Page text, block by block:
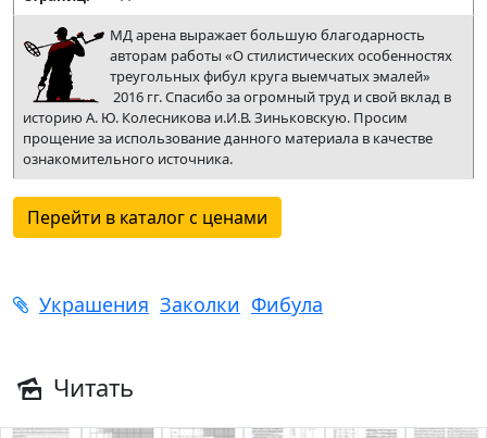
МД арена выражает большую благодарность
авторам работы «О стилистических особенностях
треугольных фибул круга выемчатых эмалей»
2016 гг. Спасибо за огромный труд и свой вклад в
историю А. Ю. Колесникова и.И.В. Зиньковскую. Просим
прощение за использование данного материала в качестве
ознакомительного источника.
Перейти в каталог с ценами
Украшения Заколки Фибула
Читать